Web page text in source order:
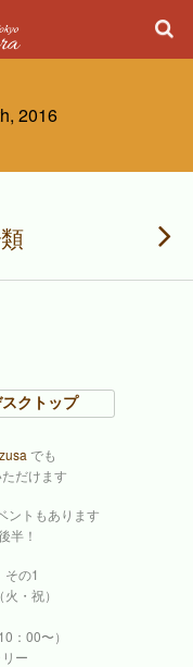
2016
クトップ
でも
だけます
ントもあります
半！
その1
・祝）
：00〜）
ー